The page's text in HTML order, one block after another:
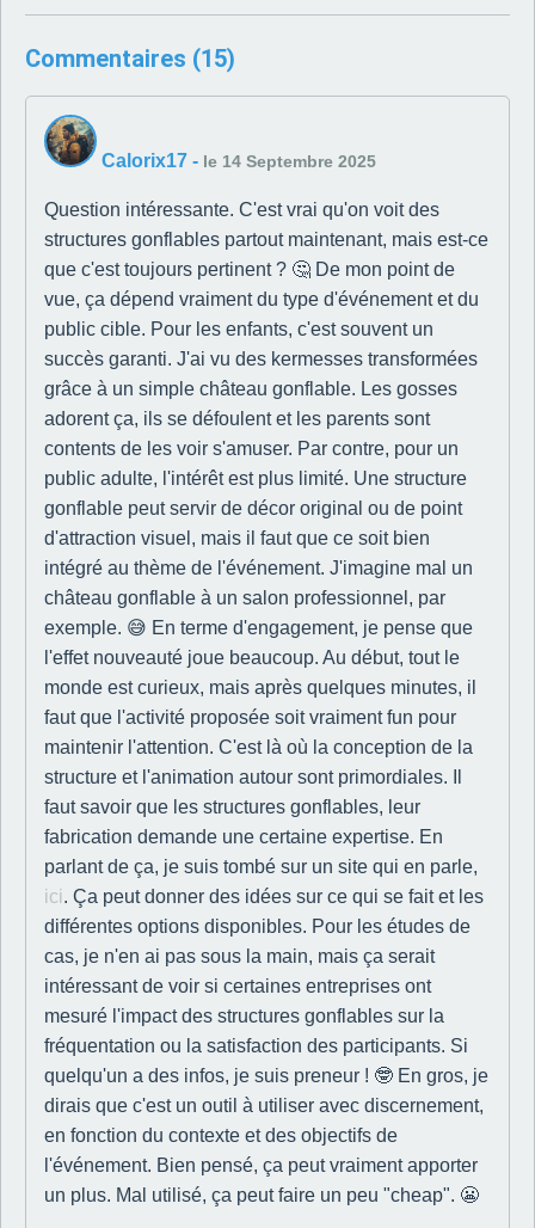
Commentaires (15)
Calorix17 - le 14 Septembre 2025
Question intéressante. C'est vrai qu'on voit des
structures gonflables partout maintenant, mais est-ce
que c'est toujours pertinent ? 🤔 De mon point de
vue, ça dépend vraiment du type d'événement et du
public cible. Pour les enfants, c'est souvent un
succès garanti. J'ai vu des kermesses transformées
grâce à un simple château gonflable. Les gosses
adorent ça, ils se défoulent et les parents sont
contents de les voir s'amuser. Par contre, pour un
public adulte, l'intérêt est plus limité. Une structure
gonflable peut servir de décor original ou de point
d'attraction visuel, mais il faut que ce soit bien
intégré au thème de l'événement. J'imagine mal un
château gonflable à un salon professionnel, par
exemple. 😅 En terme d'engagement, je pense que
l'effet nouveauté joue beaucoup. Au début, tout le
monde est curieux, mais après quelques minutes, il
faut que l'activité proposée soit vraiment fun pour
maintenir l'attention. C'est là où la conception de la
structure et l'animation autour sont primordiales. Il
faut savoir que les structures gonflables, leur
fabrication demande une certaine expertise. En
parlant de ça, je suis tombé sur un site qui en parle,
ici. Ça peut donner des idées sur ce qui se fait et les
différentes options disponibles. Pour les études de
cas, je n'en ai pas sous la main, mais ça serait
intéressant de voir si certaines entreprises ont
mesuré l'impact des structures gonflables sur la
fréquentation ou la satisfaction des participants. Si
quelqu'un a des infos, je suis preneur ! 🤓 En gros, je
dirais que c'est un outil à utiliser avec discernement,
en fonction du contexte et des objectifs de
l'événement. Bien pensé, ça peut vraiment apporter
un plus. Mal utilisé, ça peut faire un peu "cheap". 😬